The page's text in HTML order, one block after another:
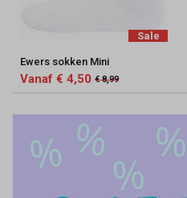
Sale
Ewers sokken Mini
Vanaf € 4,50 € 8,99